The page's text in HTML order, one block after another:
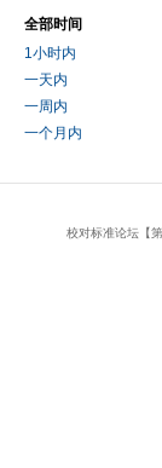
全部时间
1小时内
一天内
一周内
一个月内
校对标准论坛【